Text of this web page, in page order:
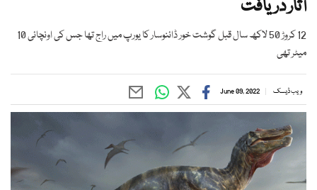
آثار دریافت
12 کروڑ 50 لاکھ سال قبل گوشت خور ڈائنوسار کا یورپ میں راج تھا جس کی اونچائی 10
میٹر تھی
ویب ڈیسک June 09, 2022